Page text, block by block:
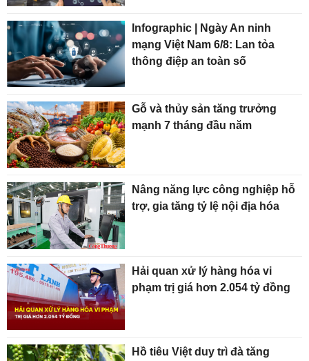
Infographic | Ngày An ninh
mạng Việt Nam 6/8: Lan tỏa
thông điệp an toàn số
Gỗ và thủy sản tăng trưởng
mạnh 7 tháng đầu năm
Nâng năng lực công nghiệp hỗ
trợ, gia tăng tỷ lệ nội địa hóa
Hải quan xử lý hàng hóa vi
phạm trị giá hơn 2.054 tỷ đồng
Hồ tiêu Việt duy trì đà tăng